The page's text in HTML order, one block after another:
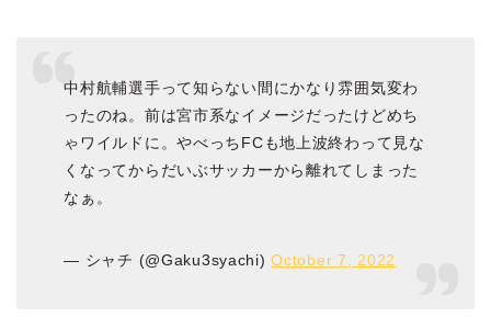
中村航輔選手って知らない間にかなり雰囲気変わ
ったのね。前は宮市系なイメージだったけどめち
ゃワイルドに。やべっちFCも地上波終わって見な
くなってからだいぶサッカーから離れてしまった
なぁ。
— シャチ (@Gaku3syachi)October 7, 2022